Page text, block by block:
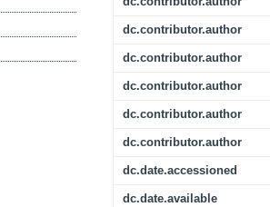
dc.contributor.author
dc.contributor.author
dc.contributor.author
dc.contributor.author
dc.contributor.author
dc.date.accessioned
dc.date.available